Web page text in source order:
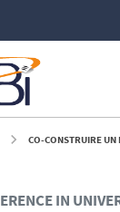
CO-CONSTRUIRE UN
IN